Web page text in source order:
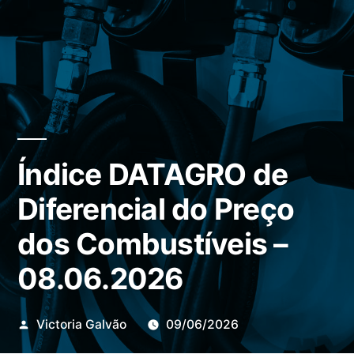
Índice DATAGRO de
Diferencial do Preço
dos Combustíveis –
08.06.2026
Publicado
por
Victoria Galvão 09/06/2026